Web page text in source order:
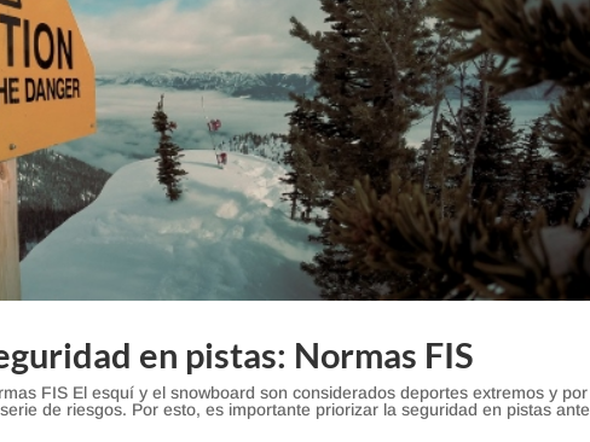
en pistas: Normas FIS
FIS El esquí y el snowboard son considerados deportes extremos y por
de riesgos. Por esto, es importante priorizar la seguridad en pistas ante